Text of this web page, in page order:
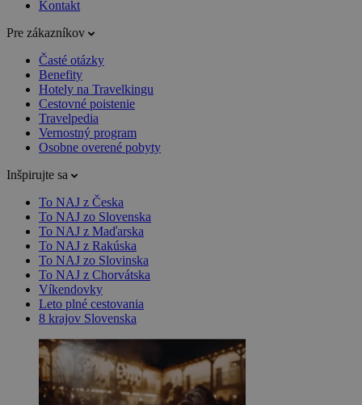
Kontakt
Pre zákazníkov
Časté otázky
Benefity
Hotely na Travelkingu
Cestovné poistenie
Travelpedia
Vernostný program
Osobne overené pobyty
Inšpirujte sa
To NAJ z Česka
To NAJ zo Slovenska
To NAJ z Maďarska
To NAJ z Rakúska
To NAJ zo Slovinska
To NAJ z Chorvátska
Víkendovky
Leto plné cestovania
8 krajov Slovenska